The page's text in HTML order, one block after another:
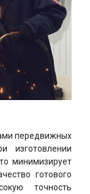
передвижных
изготовлении
минимизирует
готового
точность